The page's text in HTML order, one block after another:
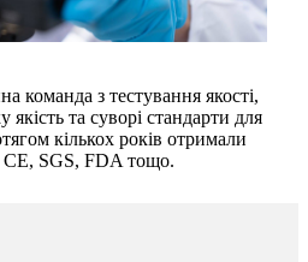
команда з тестування якості,
та суворі стандарти для
кількох років отримали
CE, SGS, FDA тощо.